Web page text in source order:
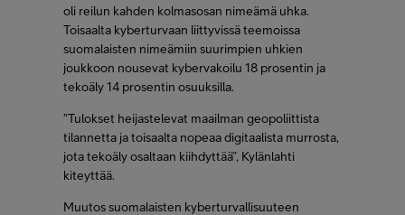
oli reilun kahden kolmasosan nimeämä uhka.
Toisaalta kyberturvaan liittyvissä teemoissa
suomalaisten nimeämiin suurimpien uhkien
joukkoon nousevat kybervakoilu 18 prosentin ja
tekoäly 14 prosentin osuuksilla.
”Tulokset heijastelevat maailman geopoliittista
tilannetta ja toisaalta nopeaa digitaalista murrosta,
jota tekoäly osaltaan kiihdyttää”, Kylänlahti
kiteyttää.
Muutos suomalaisten kyberturvallisuuteen